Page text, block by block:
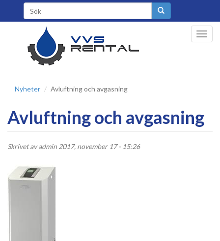
huvudinnehåll
Sökformulär
Nyheter Avluftning och avgasning
Avluftning och avgasning
Skrivet avadmin 2017, november 17 - 15:26